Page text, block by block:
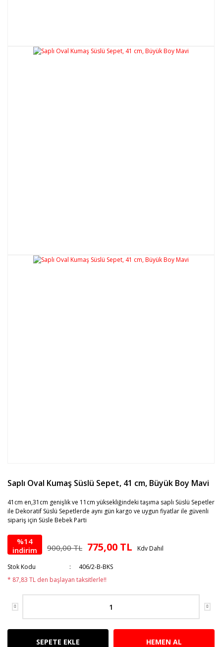
Saplı Oval Kumaş Süslü Sepet, 41 cm, Büyük Boy Mavi
41cm en,31cm genişlik ve 11cm yüksekliğindeki taşıma saplı Süslü Sepetler
ile Dekoratif Süslü Sepetlerde aynı gün kargo ve uygun fiyatlar ile güvenli
sipariş için Süsle Bebek Parti
%14
indirim
900,00 TL 775,00 TL Kdv Dahil
Stok Kodu
406/2-B-BKS
* 87,83 TL den başlayan taksitlerle!!
SEPETE EKLE HEMEN AL